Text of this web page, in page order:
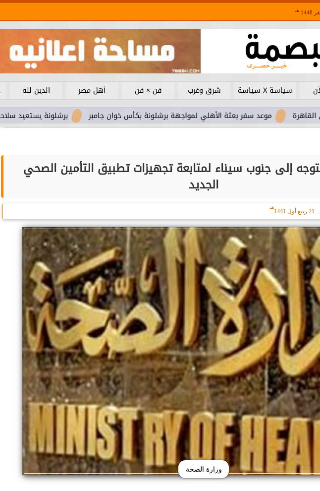
هـ
سياسة X سياسة شرق وغرب فن × فن أهل مصر الدين لله
برشلونة يستعيد سلاحا مهما بعد موعد سفر بعثة الأهلي لمواجهة برشلونة بكأس خوان جامبر
إلى جنوب سيناء لمتابعة تجهيزات تطبيق التأمين الصحي
الجديد
21 ربيع أول 1441
هـ
وزارة الصحة